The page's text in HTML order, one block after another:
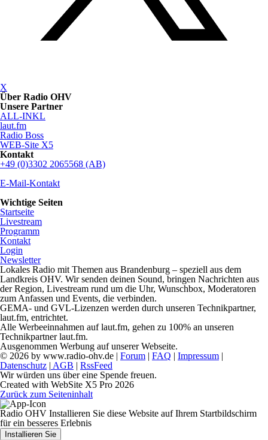
X
Über Radio OHV
Unsere Partner
ALL-INKL
laut.fm
Radio Boss
WEB-Site X5
Kontakt
+49 (0)3302 2065568 (AB)
E-Mail-Kontakt
Wichtige Seiten
Startseite
Livestream
Programm
Kontakt
Login
Newsletter
Lokales Radio mit Themen aus Brandenburg – speziell aus dem
Landkreis OHV. Wir senden deinen Sound, bringen Nachrichten aus
der Region, Livestream rund um die Uhr, Wunschbox, Moderatoren
zum Anfassen und Events, die verbinden.
GEMA- und GVL-Lizenzen werden durch unseren Technikpartner,
laut.fm, entrichtet.
Alle Werbeeinnahmen auf laut.fm, gehen zu 100% an unseren
Technikpartner laut.fm.
Ausgenommen Werbung auf unserer Webseite.
© 2026 by www.radio-ohv.de | Forum | FAQ | Impressum |
Datenschutz | AGB | RssFeed
Wir würden uns über eine Spende freuen.
Created with WebSite X5 Pro 2026
Zurück zum Seiteninhalt
Radio OHV Installieren Sie diese Website auf Ihrem Startbildschirm
für ein besseres Erlebnis
Installieren Sie